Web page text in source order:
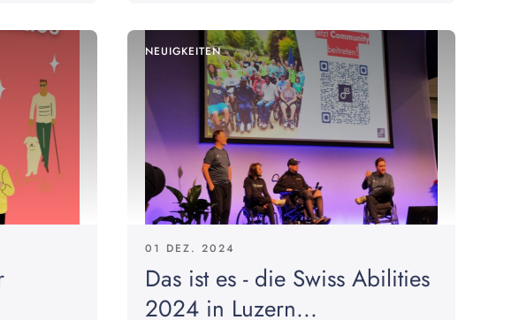
NEUIGKEITEN
01 DEZ. 2024
Das ist es - die Swiss Abilities
2024 in Luzern...